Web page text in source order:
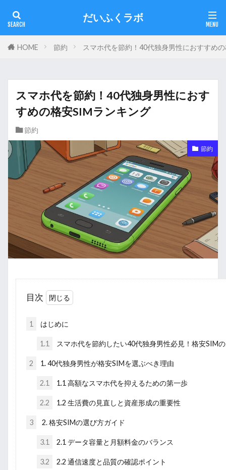
だいふくラボ
HOME 節約 スマホ代を節約！40代独身男性におすすめ
スマホ代を節約！40代独身男性におす
すめの格安SIMランキング
節約
節約
目次
1 はじめに
1.1 スマホ代を節約したい40代独身男性必見！格安SIM
2 1. 40代独身男性が格安SIMを選ぶべき理由
2.1 1.1 高額なスマホ代を抑えるための第一歩
2.2 1.2 生活費の見直しと資産形成の重要性
3 2. 格安SIMの選び方ガイド
3.1 2.1 データ容量と月額料金のバランス
3.2 2.2 通信速度と品質の確認ポイント